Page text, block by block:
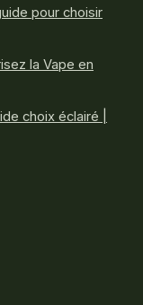
pour choisir
la Vape en
choix éclairé |